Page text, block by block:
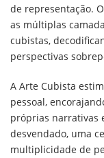
de representação.
as múltiplas
cubistas,
perspectivas
A Arte Cubista
pessoal,
próprias narrativas
desvendado, uma
multiplicidade de